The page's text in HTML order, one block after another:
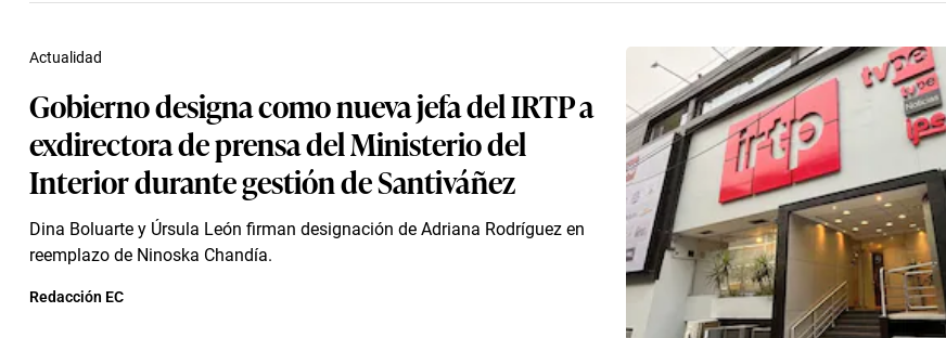
Gobierno designa como nueva jefa del IRTP a
exdirectora de prensa del Ministerio del
Interior durante gestión de Santiváñez
Dina Boluarte y Úrsula León firman designación de Adriana Rodríguez en
reemplazo de Ninoska Chandía.
Actualidad
Redacción EC